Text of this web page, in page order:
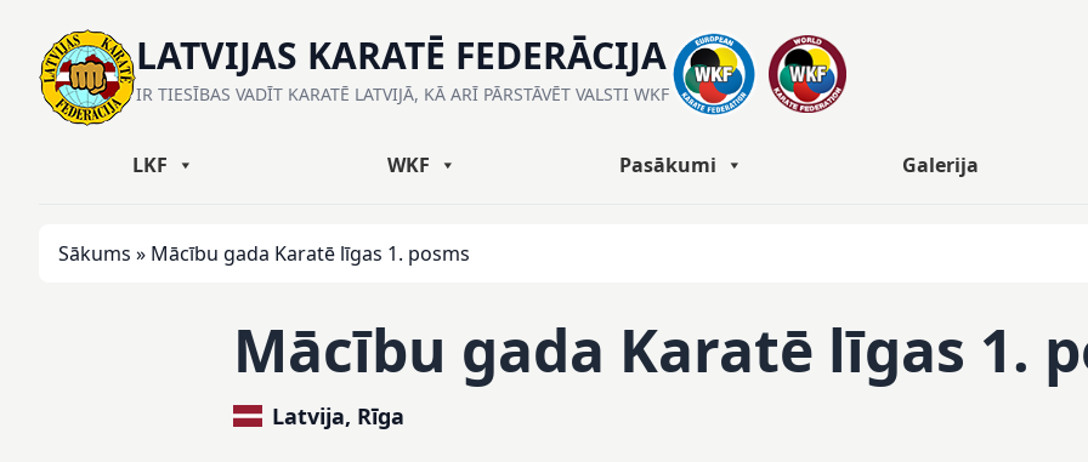
LATVIJAS KARATĒ FEDERĀCIJA
IR TIESĪBAS VADĪT KARATĒ LATVIJĀ, KĀ ARĪ PĀRSTĀVĒT VALSTI WKF
LKF WKF Pasākumi Galerija
Sākums » Mācību gada Karatē līgas 1. posms
Mācību gada Karatē līgas 1.
Latvija, Rīga